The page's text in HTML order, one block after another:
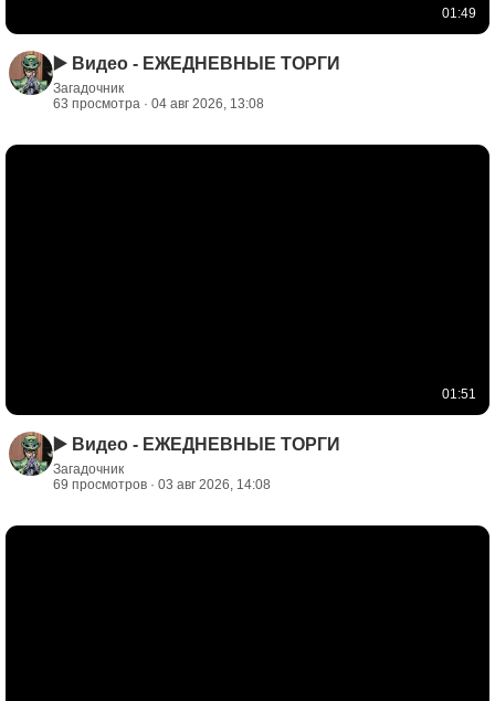
01:49
▶️ Видео - ЕЖЕДНЕВНЫЕ ТОРГИ
Загадочник
63 просмотра · 04 авг 2026, 13:08
01:51
▶️ Видео - ЕЖЕДНЕВНЫЕ ТОРГИ
Загадочник
69 просмотров · 03 авг 2026, 14:08